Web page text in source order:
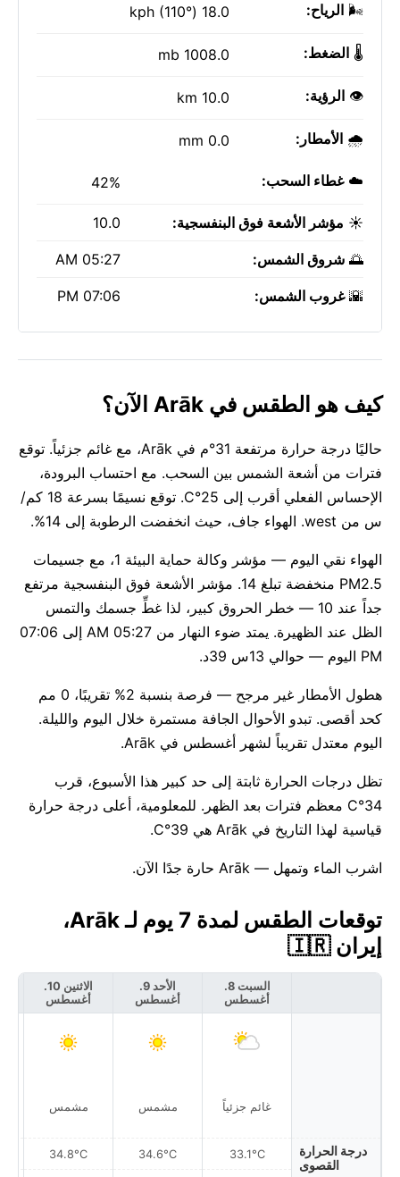
🌬️ الرياح: 18.0 kph (110°)
🌡️ الضغط: 1008.0 mb
👁️ الرؤية: 10.0 km
🌧️ الأمطار: 0.0 mm
☁️غطاء السحب: 42%
☀️ مؤشر الأشعة فوق البنفسجية: 10.0
🌅 شروق الشمس: 05:27 AM
🌇غروب الشمس: 07:06 PM
كيف هو الطقس في Arāk الآن؟
حاليًا درجة حرارة مرتفعة 31°م في Arāk، مع غائم جزئياً. توقع
فترات من أشعة الشمس بين السحب. مع احتساب البرودة،
الإحساس الفعلي أقرب إلى 25°C. توقع نسيمًا بسرعة 18 كم/
س من west. الهواء جاف، حيث انخفضت الرطوبة إلى 14%.
الهواء نقي اليوم — مؤشر وكالة حماية البيئة 1، مع جسيمات
PM2.5 منخفضة تبلغ 14. مؤشر الأشعة فوق البنفسجية مرتفع
جداً عند 10 — خطر الحروق كبير، لذا غطِّ جسمك والتمس
الظل عند الظهيرة. يمتد ضوء النهار من 05:27 AM إلى 07:06
PM اليوم — حوالي 13س 39د.
هطول الأمطار غير مرجح — فرصة بنسبة 2% تقريبًا، 0 مم
كحد أقصى. تبدو الأحوال الجافة مستمرة خلال اليوم والليلة.
اليوم معتدل تقريباً لشهر أغسطس في Arāk.
تظل درجات الحرارة ثابتة إلى حد كبير هذا الأسبوع، قرب
34°C معظم فترات بعد الظهر. للمعلومية، أعلى درجة حرارة
قياسية لهذا التاريخ في Arāk هي 39°C.
اشرب الماء وتمهل — Arāk حارة جدًا الآن.
توقعات الطقس لمدة 7 يوم لـ Arāk،
إيران 🇮🇷
درجة الحرارة
القصوى
السبت 8.
أغسطس
غائم جزئياً
33.1°C
الأحد 9.
أغسطس
مشمس
34.6°C
الاثنين 10.
أغسطس
مشمس
34.8°C